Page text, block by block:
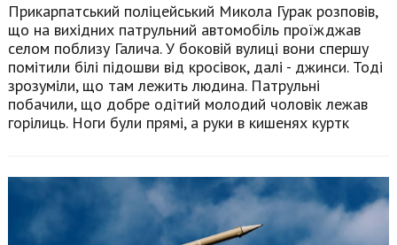
Прикарпатський поліцейський Микола Гурак розповів,
що на вихідних патрульний автомобіль проїжджав
селом поблизу Галича. У боковій вулиці вони спершу
помітили білі підошви від кросівок, далі - джинси. Тоді
зрозуміли, що там лежить людина. Патрульні
побачили, що добре одітий молодий чоловік лежав
горілиць. Ноги були прямі, а руки в кишенях куртк